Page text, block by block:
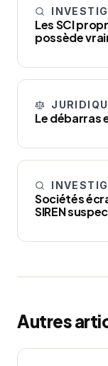
Les SCI
possède
Le débarras
Sociétés
SIREN
Autres